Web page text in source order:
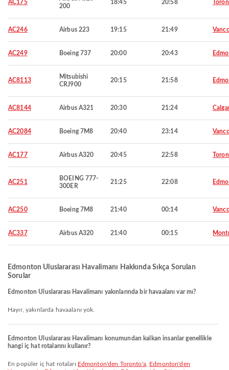
AC175
200
18:45 20:58
AC246 Airbus 223 19:15 21:49
AC249 Boeing 737 20:00 20:43
AC8113
Mitsubishi
CRJ900
20:15 21:58
AC8144 Airbus A321 20:30 21:24
AC2084 Boeing 7M8 20:40 23:14
AC177 Airbus A320 20:45 22:58
AC251
BOEING 777-
300ER
21:25 22:08
AC250 Boeing 7M8 21:40 00:14
AC337 Airbus A320 21:40 00:15
Edmonton Uluslararası Havalimanı Hakkında Sıkça Sorulan
Sorular
Edmonton Uluslararası Havalimanı yakınlarında bir havaalanı var mı?
Hayır, yakınlarda havaalanı yok.
Edmonton Uluslararası Havalimanı konumundan kalkan insanlar genellikle
hangi iç hat rotalarını kullanır?
En popüler iç hat rotaları Edmonton'den Toronto'a, Edmonton'den